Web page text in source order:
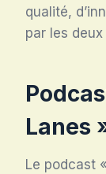
qualité,
par les
Lanes
Le podcast